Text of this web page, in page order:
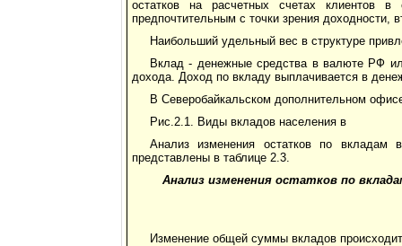
остатков на расчетных счетах клиентов
предпочтительным с точки зрения доходности,
Наибольший удельный вес в структуре
Вклад - денежные средства в валюте РФ
дохода. Доход по вкладу выплачивается в
В Северобайкальском дополнительном
Рис.2.1. Виды вкладов населения в
Анализ изменения остатков по вкладам
представлены в таблице 2.3.
Анализ изменения остатков по
Изменение общей суммы вкладов